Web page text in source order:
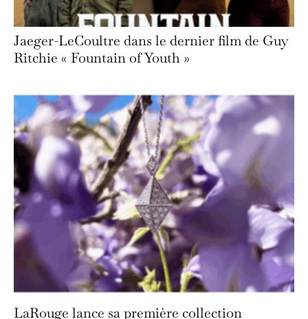
Jaeger-LeCoultre dans le dernier film de Guy
Ritchie « Fountain of Youth »
LaRouge lance sa première collection